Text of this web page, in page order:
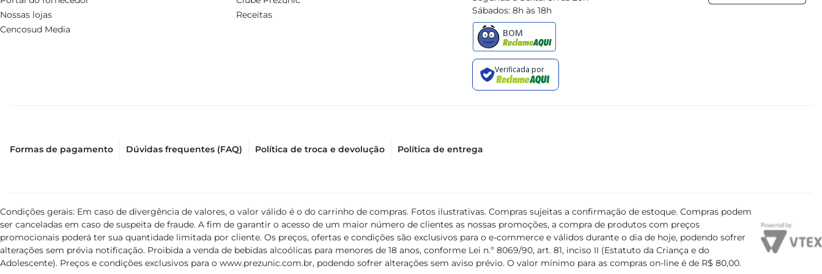
Nossas lojas
Cencosud Media
Receitas
Sábados: 8h às 18h
Formas de pagamento Dúvidas frequentes (FAQ) Política de troca e devolução Política de entrega
Condições gerais: Em caso de divergência de valores, o valor válido é o do carrinho de compras. Fotos ilustrativas. Compras sujeitas a confirmação de estoque. Compras podem
ser canceladas em caso de suspeita de fraude. A fim de garantir o acesso de um maior número de clientes as nossas promoções, a compra de produtos com preços
promocionais poderá ter sua quantidade limitada por cliente. Os preços, ofertas e condições são exclusivos para o e-commerce e válidos durante o dia de hoje, podendo sofrer
alterações sem prévia notificação. Proibida a venda de bebidas alcoólicas para menores de 18 anos, conforme Lei n.º 8069/90, art. 81, inciso II (Estatuto da Criança e do
Adolescente). Preços e condições exclusivos para o www.prezunic.com.br, podendo sofrer alterações sem aviso prévio. O valor mínimo para as compras on-line é de R$ 80,00.